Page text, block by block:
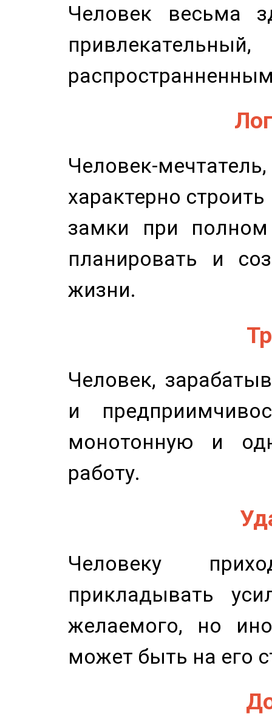
Человек весьма
Человек-
характерно
замки при полном
планировать и
жизни.
Человек,
и
монотонную и
работу.
Человеку
прикладывать
желаемого, но
может быть на его